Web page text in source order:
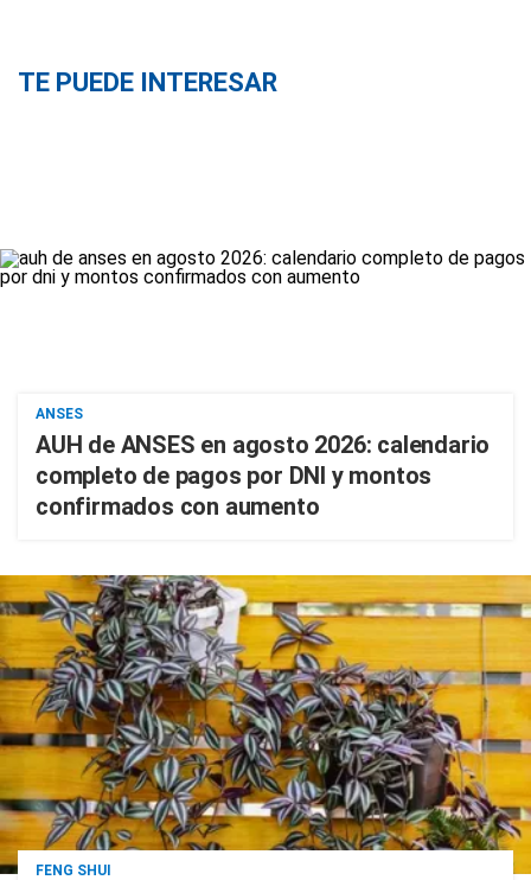
TE PUEDE INTERESAR
ANSES
AUH de ANSES en agosto 2026: calendario
completo de pagos por DNI y montos
confirmados con aumento
FENG SHUI